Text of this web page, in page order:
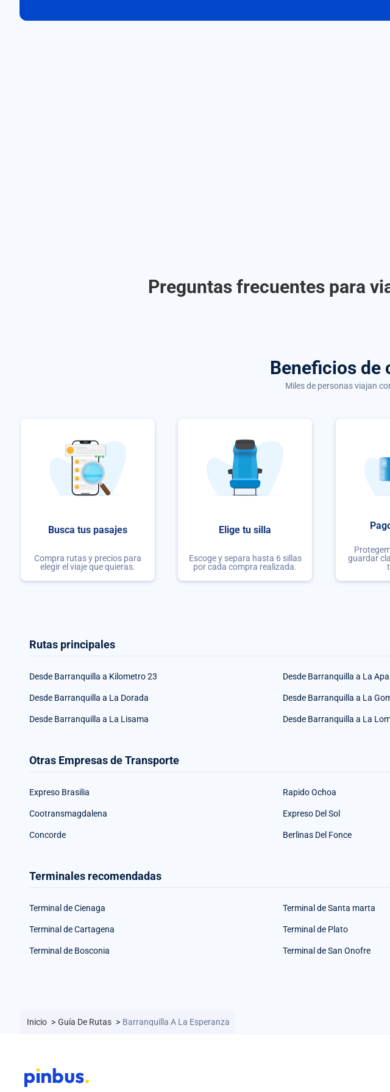
Preguntas frecuentes para
Beneficios de
Miles de personas viajan
Busca tus pasajes
Compra rutas y precios para
elegir el viaje que quieras.
Elige tu silla
Escoge y separa hasta 6 sillas
por cada compra realizada.
guardar
Rutas principales
Desde Barranquilla a Kilometro 23 Desde Barranquilla a La
Desde Barranquilla a La Dorada Desde Barranquilla a La
Desde Barranquilla a La Lisama Desde Barranquilla a La
Otras Empresas de Transporte
Expreso Brasilia Rapido Ochoa
Cootransmagdalena Expreso Del Sol
Concorde Berlinas Del Fonce
Terminales recomendadas
Terminal de Cienaga Terminal de Santa marta
Terminal de Cartagena Terminal de Plato
Terminal de Bosconia Terminal de San Onofre
Inicio > Guía De Rutas > Barranquilla A La Esperanza